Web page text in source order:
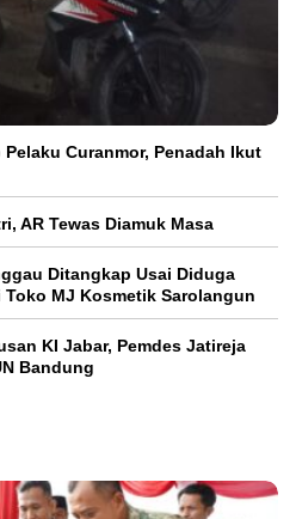
Curanmor, Penadah Ikut
AR Tewas Diamuk Masa
Ditangkap Usai Diduga
MJ Kosmetik Sarolangun
KI Jabar, Pemdes Jatireja
Bandung